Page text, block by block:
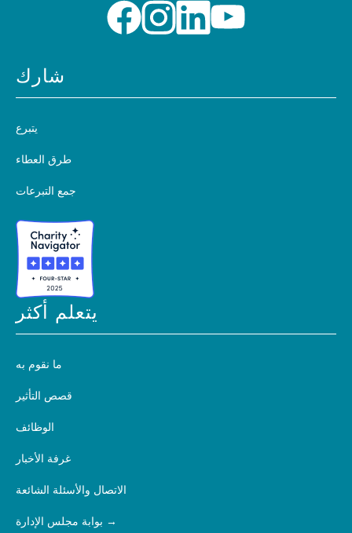
شارك
يتبرع
طرق العطاء
جمع التبرعات
يتعلم أكثر
ما نقوم به
قصص التأثير
الوظائف
غرفة الأخبار
الاتصال والأسئلة الشائعة
بوابة مجلس الإدارة